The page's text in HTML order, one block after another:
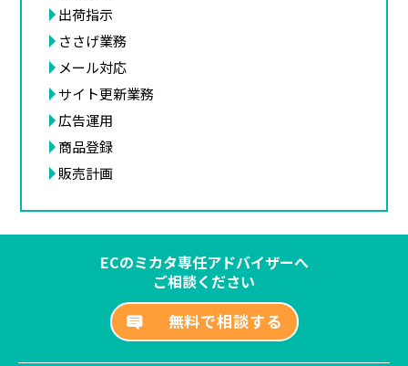
出荷指示
ささげ業務
メール対応
サイト更新業務
広告運用
商品登録
販売計画
ECのミカタ専任アドバイザーへ
ご相談ください
無料で相談する